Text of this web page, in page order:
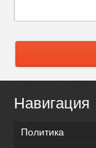
Навигация
Политика